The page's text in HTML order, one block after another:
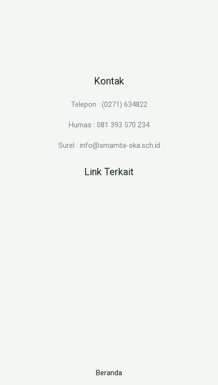
Kontak
Telepon : (0271) 634822
Humas : 081 393 570 234
Surel : info@smamta-ska.sch.id
Link Terkait
Beranda